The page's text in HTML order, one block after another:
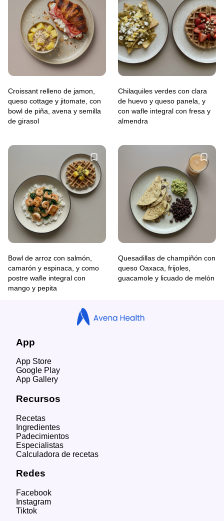
Croissant relleno de jamon,
queso cottage y jitomate, con
bowl de piña, avena y semilla
de girasol
Chilaquiles verdes con clara
de huevo y queso panela, y
con wafle integral con fresa y
almendra
Bowl de arroz con salmón,
camarón y espinaca, y como
postre wafle integral con
mango y pepita
Quesadillas de champiñón con
queso Oaxaca, frijoles,
guacamole y licuado de melón
App
App Store
Google Play
App Gallery
Recursos
Recetas
Ingredientes
Padecimientos
Especialistas
Calculadora de recetas
Redes
Facebook
Instagram
Tiktok